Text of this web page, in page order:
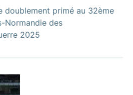
doublement primé au 32ème
Normandie des
2025